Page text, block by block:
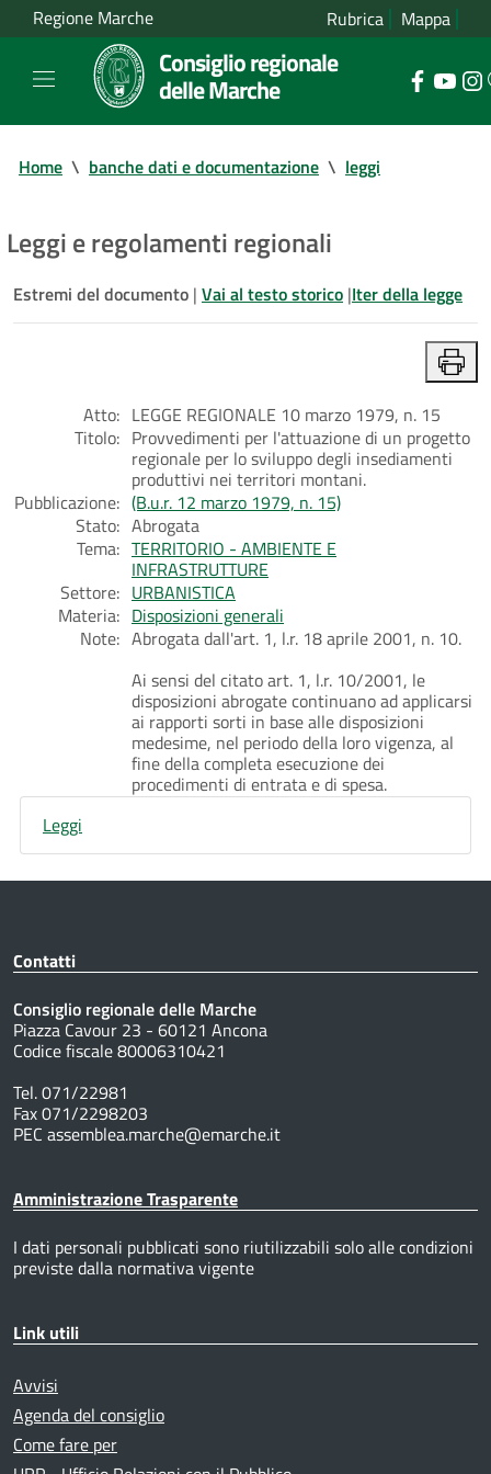
Regione Marche Rubrica Mappa
Consiglio regionale
delle Marche
Home \ banche dati e documentazione \ leggi
Leggi e regolamenti regionali
Estremi del documento | Vai al testo storico |Iter della legge
Atto: LEGGE REGIONALE 10 marzo 1979, n. 15
Titolo: Provvedimenti per l'attuazione di un progetto
regionale per lo sviluppo degli insediamenti
produttivi nei territori montani.
Pubblicazione: (B.u.r. 12 marzo 1979, n. 15)
Stato: Abrogata
Tema: TERRITORIO - AMBIENTE E
INFRASTRUTTURE
Settore: URBANISTICA
Materia: Disposizioni generali
Note: Abrogata dall'art. 1, l.r. 18 aprile 2001, n. 10.
Ai sensi del citato art. 1, l.r. 10/2001, le
disposizioni abrogate continuano ad applicarsi
ai rapporti sorti in base alle disposizioni
medesime, nel periodo della loro vigenza, al
fine della completa esecuzione dei
procedimenti di entrata e di spesa.
Leggi
Contatti
Consiglio regionale delle Marche
Piazza Cavour 23 - 60121 Ancona
Codice fiscale 80006310421
Tel. 071/22981
Fax 071/2298203
PEC assemblea.marche@emarche.it
Amministrazione Trasparente
I dati personali pubblicati sono riutilizzabili solo alle condizioni
previste dalla normativa vigente
Link utili
Avvisi
Agenda del consiglio
Come fare per